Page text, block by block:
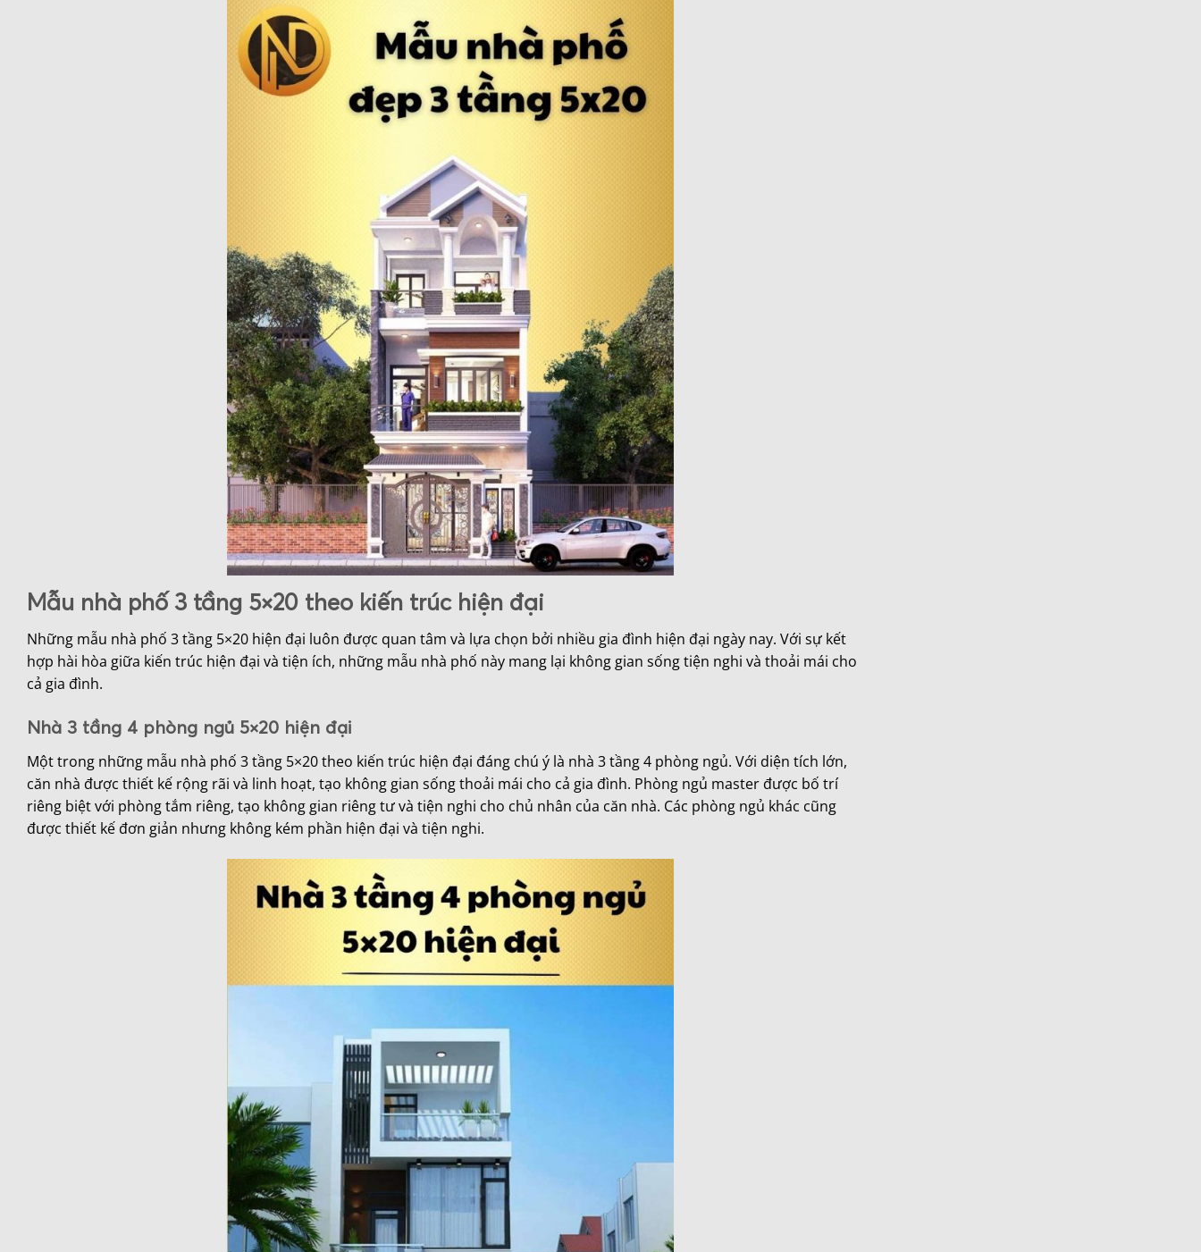
Mẫu nhà phố 3 tầng 5×20 theo kiến trúc hiện đại
Những mẫu nhà phố 3 tầng 5×20 hiện đại luôn được quan tâm và lựa chọn bởi nhiều gia đình hiện đại ngày nay. Với sự kết
hợp hài hòa giữa kiến trúc hiện đại và tiện ích, những mẫu nhà phố này mang lại không gian sống tiện nghi và thoải mái cho
cả gia đình.
Nhà 3 tầng 4 phòng ngủ 5×20 hiện đại
Một trong những mẫu nhà phố 3 tầng 5×20 theo kiến trúc hiện đại đáng chú ý là nhà 3 tầng 4 phòng ngủ. Với diện tích lớn,
căn nhà được thiết kế rộng rãi và linh hoạt, tạo không gian sống thoải mái cho cả gia đình. Phòng ngủ master được bố trí
riêng biệt với phòng tắm riêng, tạo không gian riêng tư và tiện nghi cho chủ nhân của căn nhà. Các phòng ngủ khác cũng
được thiết kế đơn giản nhưng không kém phần hiện đại và tiện nghi.